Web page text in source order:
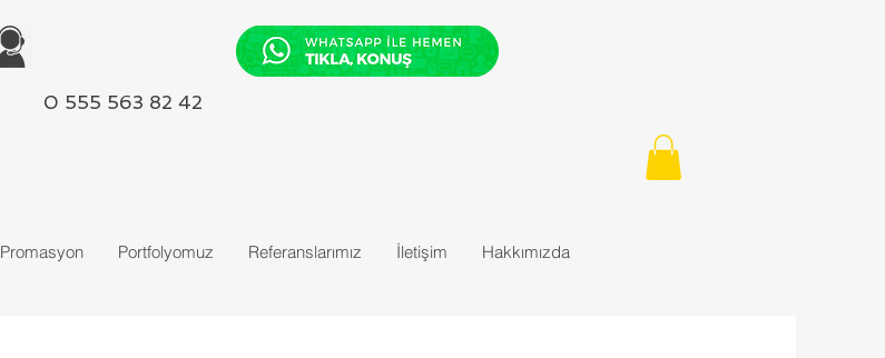
0 555 563 82 42
Promasyon Portfolyomuz Referanslarımız İletişim Hakkımızda